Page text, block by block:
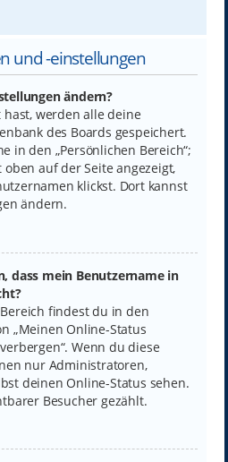
und -einstellungen
ändern?
werden alle deine
des Boards gespeichert.
in den „Persönlichen Bereich“;
auf der Seite angezeigt,
klickst. Dort kannst
ändern.
dass mein Benutzername in
findest du in den
„Meinen Online-Status
Wenn du diese
nur Administratoren,
deinen Online-Status sehen.
Besucher gezählt.